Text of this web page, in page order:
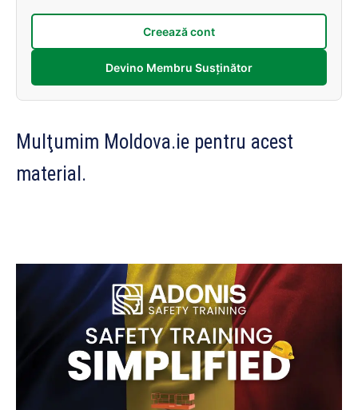
Creează cont
Devino Membru Susținător
Mulţumim Moldova.ie pentru acest
material.